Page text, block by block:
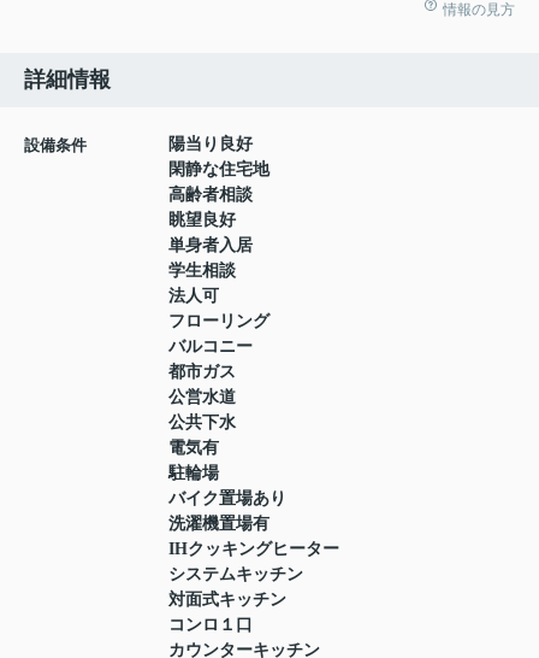
情報の見方
詳細情報
設備条件
陽当り良好
閑静な住宅地
高齢者相談
眺望良好
単身者入居
学生相談
法人可
フローリング
バルコニー
都市ガス
公営水道
公共下水
電気有
駐輪場
バイク置場あり
洗濯機置場有
IHクッキングヒーター
システムキッチン
対面式キッチン
コンロ１口
カウンターキッチン